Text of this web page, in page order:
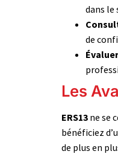
dans le
de
Les
ERS13 ne se
bénéficiez
de plus en